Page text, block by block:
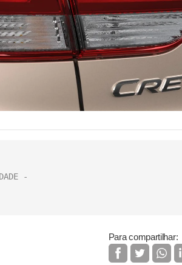
Para compartilhar: